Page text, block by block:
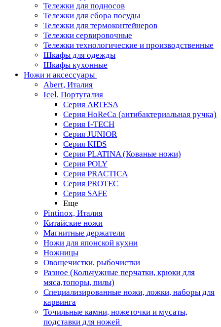
Тележки для подносов
Тележки для сбора посуды
Тележки для термоконтейнеров
Тележки сервировочные
Тележки технологические и производственные
Шкафы для одежды
Шкафы кухонные
Ножи и аксессуары
Abert, Италия
Icel, Португалия
Серия ARTESA
Серия HoReCa (антибактериальная ручка)
Серия I-TECH
Серия JUNIOR
Серия KIDS
Серия PLATINA (Кованые ножи)
Серия POLY
Серия PRACTICA
Серия PROTEC
Серия SAFE
Еще
Pintinox, Италия
Китайские ножи
Магнитные держатели
Ножи для японской кухни
Ножницы
Овощечистки, рыбочистки
Разное (Кольчужные перчатки, крюки для
мяса,топоры, пилы)
Специализированные ножи, ложки, наборы для
карвинга
Точильные камни, ножеточки и мусаты,
подставки для ножей